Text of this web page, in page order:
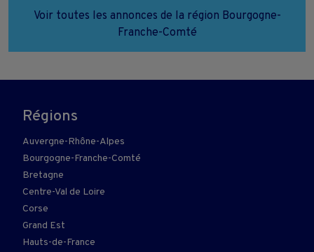
Voir toutes les annonces de la région Bourgogne-
Franche-Comté
Régions
Auvergne-Rhône-Alpes
Bourgogne-Franche-Comté
Bretagne
Centre-Val de Loire
Corse
Grand Est
Hauts-de-France